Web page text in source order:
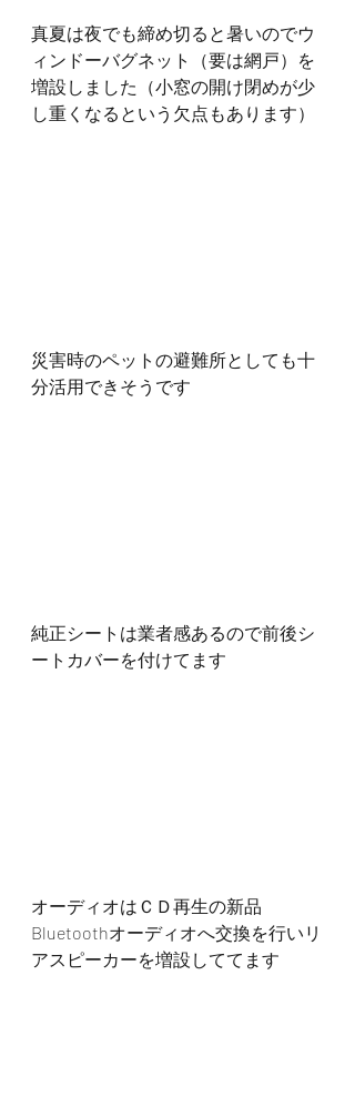
真夏は夜でも締め切ると暑いのでウ
ィンドーバグネット（要は網戸）を
増設しました（小窓の開け閉めが少
し重くなるという欠点もあります）
災害時のペットの避難所としても十
分活用できそうです
純正シートは業者感あるので前後シ
ートカバーを付けてます
オーディオはＣＤ再生の新品
Bluetoothオーディオへ交換を行いリ
アスピーカーを増設しててます